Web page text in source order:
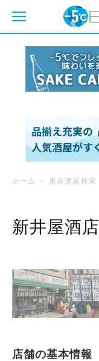
ホーム 東京酒屋検索
新井屋酒店
店舗の基本情報